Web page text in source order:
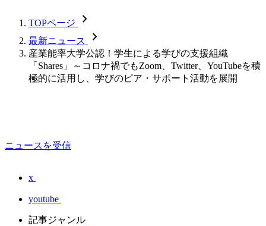
TOPページ chevron_forward
最新ニュース chevron_forward
産業能率大学公認！学生による学びの支援組織
「Shares」～コロナ禍でもZoom、Twitter、YouTubeを積
極的に活用し、学びのピア・サポート活動を展開
ニュースを受信
x
youtube
記事ジャンル